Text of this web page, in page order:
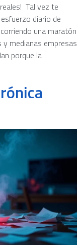
Tal vez te
diario de
una maratón
y medianas empresas
porque la